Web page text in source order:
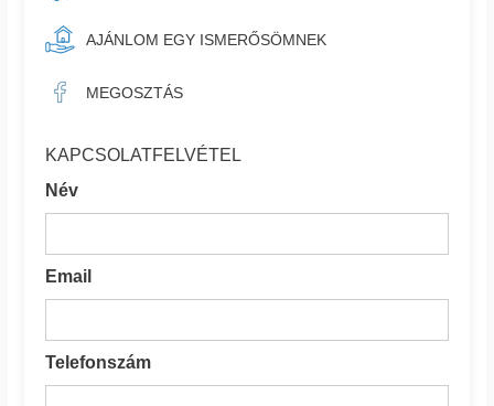
AJÁNLOM EGY ISMERŐSÖMNEK
MEGOSZTÁS
KAPCSOLATFELVÉTEL
Név
Email
Telefonszám